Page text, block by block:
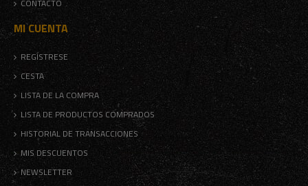
CONTACTO
MI CUENTA
REGÍSTRESE
CESTA
LISTA DE LA COMPRA
LISTA DE PRODUCTOS COMPRADOS
HISTORIAL DE TRANSACCIONES
MIS DESCUENTOS
NEWSLETTER